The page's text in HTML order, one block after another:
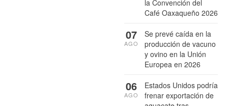
la Convención del
Café Oaxaqueño 2026
Se prevé caída en la
producción de vacuno
y ovino en la Unión
Europea en 2026
07
AGO
Estados Unidos podría
frenar exportación de
06
AGO